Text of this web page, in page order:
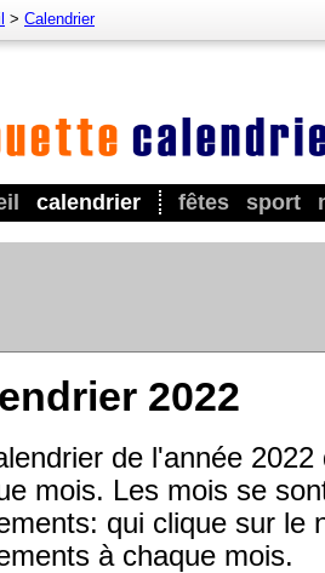
calendrier fêtes sport
> Calendrier
2022
de l'année
mois. Les mois se
qui clique sur le
à chaque mois.